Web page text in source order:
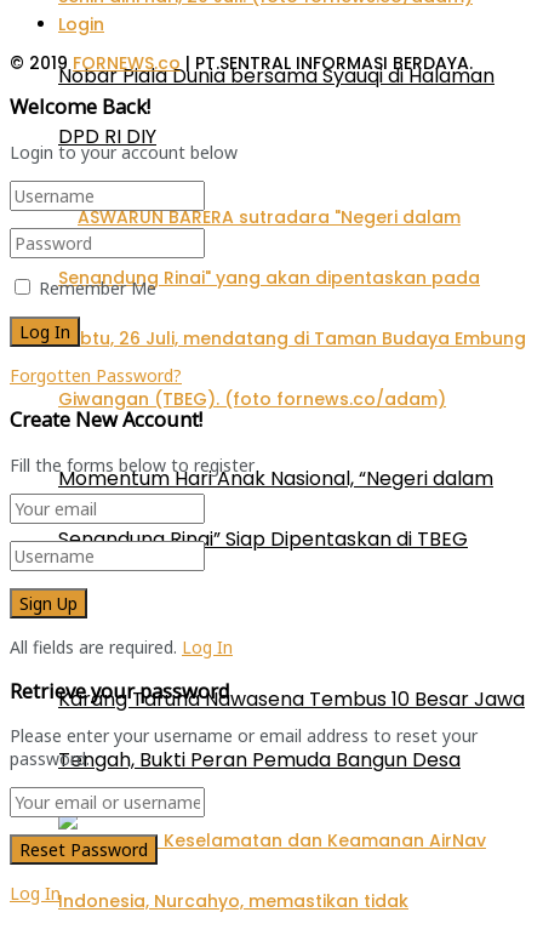
Nobar Piala Dunia bersama Syauqi di Halaman
DPD RI DIY
Momentum Hari Anak Nasional, “Negeri dalam
Senandung Rinai” Siap Dipentaskan di TBEG
Karang Taruna Nawasena Tembus 10 Besar Jawa
Tengah, Bukti Peran Pemuda Bangun Desa
Login
© 2019FORNEWS.co| PT.SENTRAL INFORMASI BERDAYA.
Welcome Back!
Login to your account below
Remember Me
Forgotten Password?
Create New Account!
Fill the forms below to register
All fields are required. Log In
Retrieve your password
Please enter your username or email address to reset your
password.
Log In